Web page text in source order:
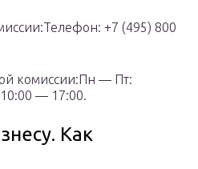
+7 (495) 800
комиссии:Пн — Пт:
— 17:00.
Как